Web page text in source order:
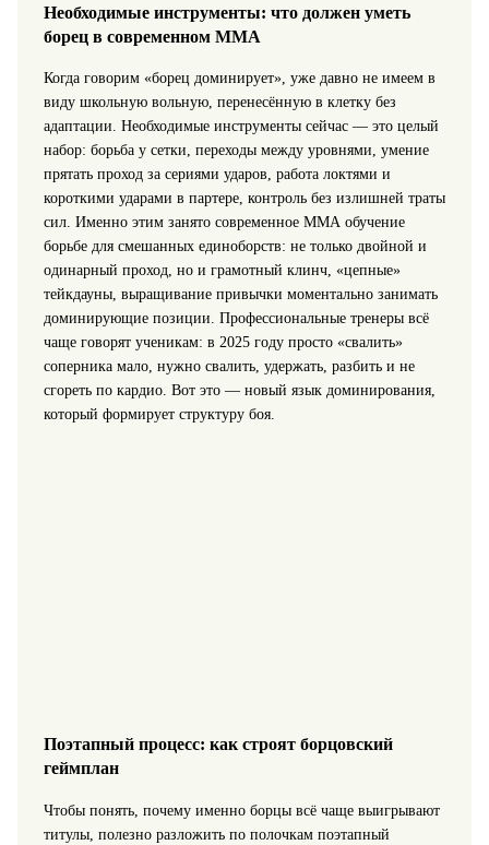
Необходимые инструменты: что должен уметь
борец в современном ММА
Когда говорим «борец доминирует», уже давно не имеем в
виду школьную вольную, перенесённую в клетку без
адаптации. Необходимые инструменты сейчас — это целый
набор: борьба у сетки, переходы между уровнями, умение
прятать проход за сериями ударов, работа локтями и
короткими ударами в партере, контроль без излишней траты
сил. Именно этим занято современное ММА обучение
борьбе для смешанных единоборств: не только двойной и
одинарный проход, но и грамотный клинч, «цепные»
тейкдауны, выращивание привычки моментально занимать
доминирующие позиции. Профессиональные тренеры всё
чаще говорят ученикам: в 2025 году просто «свалить»
соперника мало, нужно свалить, удержать, разбить и не
сгореть по кардио. Вот это — новый язык доминирования,
который формирует структуру боя.
Поэтапный процесс: как строят борцовский
геймплан
Чтобы понять, почему именно борцы всё чаще выигрывают
титулы, полезно разложить по полочкам поэтапный